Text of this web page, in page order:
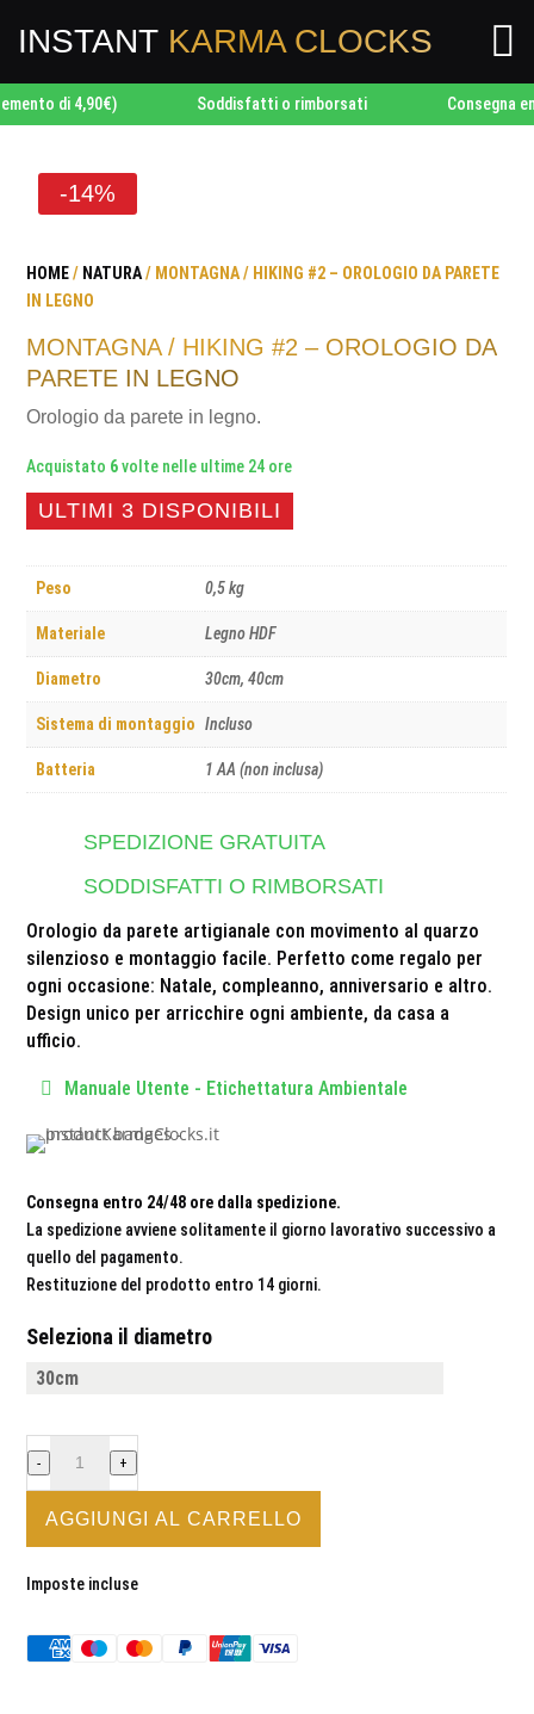
INSTANT KARMA CLOCKS 
di 4,90€) Soddisfatti o rimborsati Consegna
-14%
HOME/ NATURA/ MONTAGNA / HIKING #2 – OROLOGIO DA PARETE
IN LEGNO
MONTAGNA / HIKING #2 – OROLOGIO DA
PARETE IN LEGNO
Orologio da parete in legno.
Acquistato 6volte nelle ultime 24 ore
ULTIMI 3 DISPONIBILI
Peso 0,5 kg
Materiale Legno HDF
Diametro 30cm, 40cm
Sistema di montaggio Incluso
Batteria 1 AA (non inclusa)
SPEDIZIONE GRATUITA
SODDISFATTI O RIMBORSATI
Orologio da parete artigianale con movimento al quarzo
silenzioso e montaggio facile. Perfetto come regalo per
ogni occasione: Natale, compleanno, anniversario e altro.
Design unico per arricchire ogni ambiente, da casa a
ufficio.
Manuale Utente - Etichettatura Ambientale
Consegna entro 24/48 ore dalla spedizione.
La spedizione avviene solitamente il giorno lavorativo successivo a
quello del pagamento.
Restituzione del prodotto entro 14 giorni.
Seleziona il diametro
MONTAGNA
/
OROLOGIO
PARETE
IN
- +
AGGIUNGI AL CARRELLO
Imposte incluse